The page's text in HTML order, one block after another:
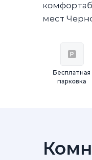
мест
Бесплатная
парковка